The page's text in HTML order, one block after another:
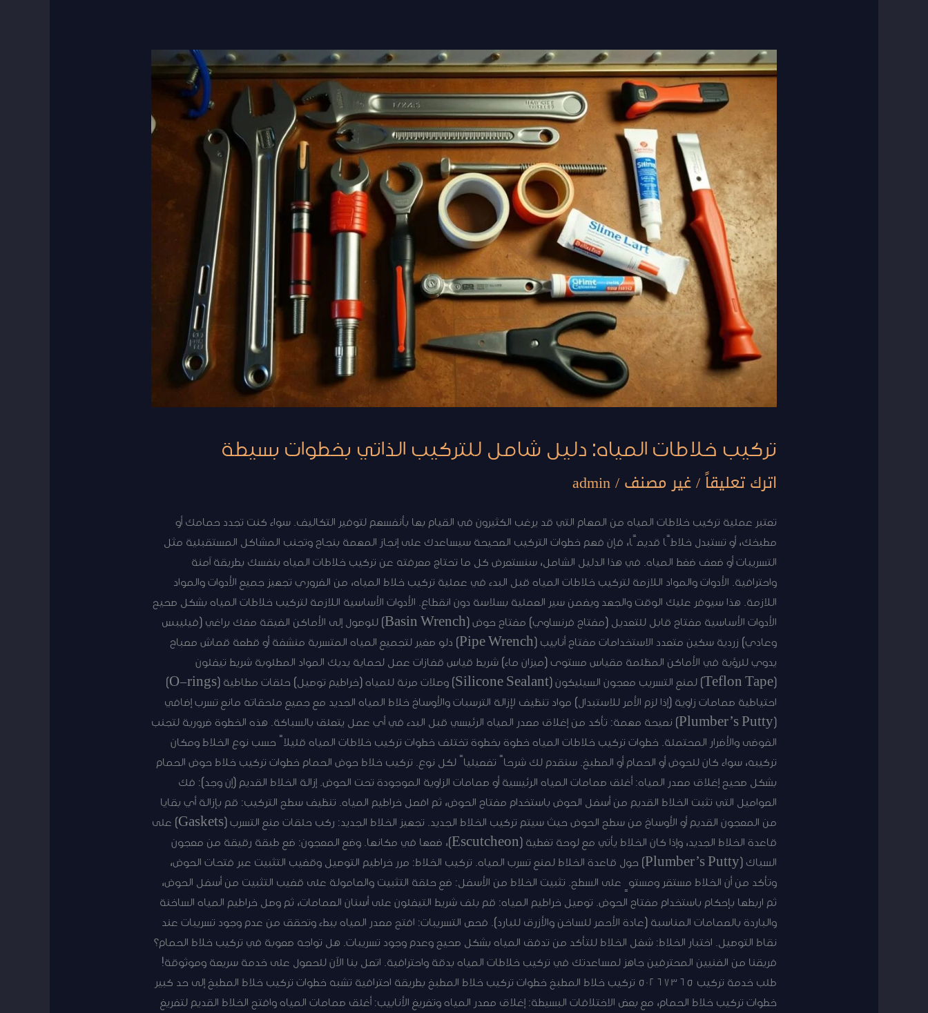
تركيب خلاطات المياه: دليل شامل للتركيب الذاتي بخطوات بسيطة
اترك تعليقاً/غير مصنف/
admin
تعتبر عملية تركيب خلاطات المياه من المهام التي قد يرغب الكثيرون في القيام بها بأنفسهم لتوفير التكاليف. سواء كنت تجدد حمامك أو
مطبخك، أو تستبدل خلاطًا قديمًا، فإن فهم خطوات التركيب الصحيحة سيساعدك على إنجاز المهمة بنجاح وتجنب المشاكل المستقبلية مثل
التسريبات أو ضعف ضغط المياه. في هذا الدليل الشامل، سنستعرض كل ما تحتاج معرفته عن تركيب خلاطات المياه بنفسك بطريقة آمنة
واحترافية. الأدوات والمواد اللازمة لتركيب خلاطات المياه قبل البدء في عملية تركيب خلاط المياه، من الضروري تجهيز جميع الأدوات والمواد
اللازمة. هذا سيوفر عليك الوقت والجهد ويضمن سير العملية بسلاسة دون انقطاع. الأدوات الأساسية اللازمة لتركيب خلاطات المياه بشكل صحيح
الأدوات الأساسية مفتاح قابل للتعديل (مفتاح فرنساوي) مفتاح حوض (Basin Wrench) للوصول إلى الأماكن الضيقة مفك براغي (فيليبس
وعادي) زردية سكين متعدد الاستخدامات مفتاح أنابيب (Pipe Wrench) دلو صغير لتجميع المياه المتسربة منشفة أو قطعة قماش مصباح
يدوي للرؤية في الأماكن المظلمة مقياس مستوى (ميزان ماء) شريط قياس قفازات عمل لحماية يديك المواد المطلوبة شريط تيفلون
(Teflon Tape) لمنع التسريب معجون السيليكون (Silicone Sealant) وصلات مرنة للمياه (خراطيم توصيل) حلقات مطاطية (O-rings)
احتياطية صمامات زاوية (إذا لزم الأمر للاستبدال) مواد تنظيف لإزالة الترسبات والأوساخ خلاط المياه الجديد مع جميع ملحقاته مانع تسرب إضافي
(Plumber’s Putty) نصيحة مهمة: تأكد من إغلاق مصدر المياه الرئيسي قبل البدء في أي عمل يتعلق بالسباكة. هذه الخطوة ضرورية لتجنب
الفوضى والأضرار المحتملة. خطوات تركيب خلاطات المياه خطوة بخطوة تختلف خطوات تركيب خلاطات المياه قليلاً حسب نوع الخلاط ومكان
تركيبه، سواء كان للحوض أو الحمام أو المطبخ. سنقدم لك شرحاً تفصيلياً لكل نوع. تركيب خلاط حوض الحمام خطوات تركيب خلاط حوض الحمام
بشكل صحيح إغلاق مصدر المياه: أغلق صمامات المياه الرئيسية أو صمامات الزاوية الموجودة تحت الحوض. إزالة الخلاط القديم (إن وجد): فك
الصواميل التي تثبت الخلاط القديم من أسفل الحوض باستخدام مفتاح الحوض، ثم افصل خراطيم المياه. تنظيف سطح التركيب: قم بإزالة أي بقايا
من المعجون القديم أو الأوساخ من سطح الحوض حيث سيتم تركيب الخلاط الجديد. تجهيز الخلاط الجديد: ركب حلقات منع التسرب (Gaskets) على
قاعدة الخلاط الجديد، وإذا كان الخلاط يأتي مع لوحة تغطية (Escutcheon)، ضعها في مكانها. وضع المعجون: ضع طبقة رقيقة من معجون
السباك (Plumber’s Putty) حول قاعدة الخلاط لمنع تسرب المياه. تركيب الخلاط: مرر خراطيم التوصيل وقضيب التثبيت عبر فتحات الحوض،
وتأكد من أن الخلاط مستقر ومستوٍ على السطح. تثبيت الخلاط من الأسفل: ضع حلقة التثبيت والصامولة على قضيب التثبيت من أسفل الحوض،
ثم اربطها بإحكام باستخدام مفتاح الحوض. توصيل خراطيم المياه: قم بلف شريط التيفلون على أسنان الصمامات، ثم وصل خراطيم المياه الساخنة
والباردة بالصمامات المناسبة (عادة الأحمر للساخن والأزرق للبارد). فحص التسريبات: افتح مصدر المياه ببطء وتحقق من عدم وجود تسريبات عند
نقاط التوصيل. اختبار الخلاط: شغل الخلاط للتأكد من تدفق المياه بشكل صحيح وعدم وجود تسريبات. هل تواجه صعوبة في تركيب خلاط الحمام؟
فريقنا من الفنيين المحترفين جاهز لمساعدتك في تركيب خلاطات المياه بدقة واحترافية. اتصل بنا الآن للحصول على خدمة سريعة وموثوقة!
طلب خدمة تركيب 50267365 تركيب خلاط المطبخ خطوات تركيب خلاط المطبخ بطريقة احترافية تشبه خطوات تركيب خلاط المطبخ إلى حد كبير
خطوات تركيب خلاط الحمام، مع بعض الاختلافات البسيطة: إغلاق مصدر المياه وتفريغ الأنابيب: أغلق صمامات المياه وافتح الخلاط القديم لتفريغ
تركيب
خلاطات
المياه:
دليل
للتركيب
الذاتي
بخطوات
بسيطة